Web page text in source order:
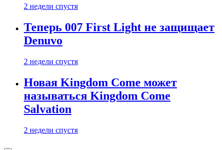
2 недели спустя
Теперь 007 First Light не защищает
Denuvo
2 недели спустя
Новая Kingdom Come может
называться Kingdom Come
Salvation
2 недели спустя